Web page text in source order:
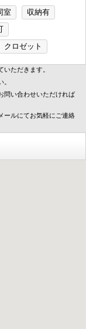
室
収納有
クロゼット
ただきます。
問い合わせいただければ
ールにてお気軽にご連絡